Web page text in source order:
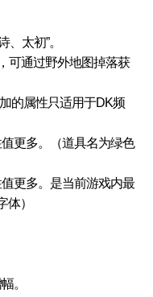
太初”。
可通过野外地图掉落获
的属性只适用于DK频
更多。（道具名为绿色
更多。是当前游戏内最
）
。